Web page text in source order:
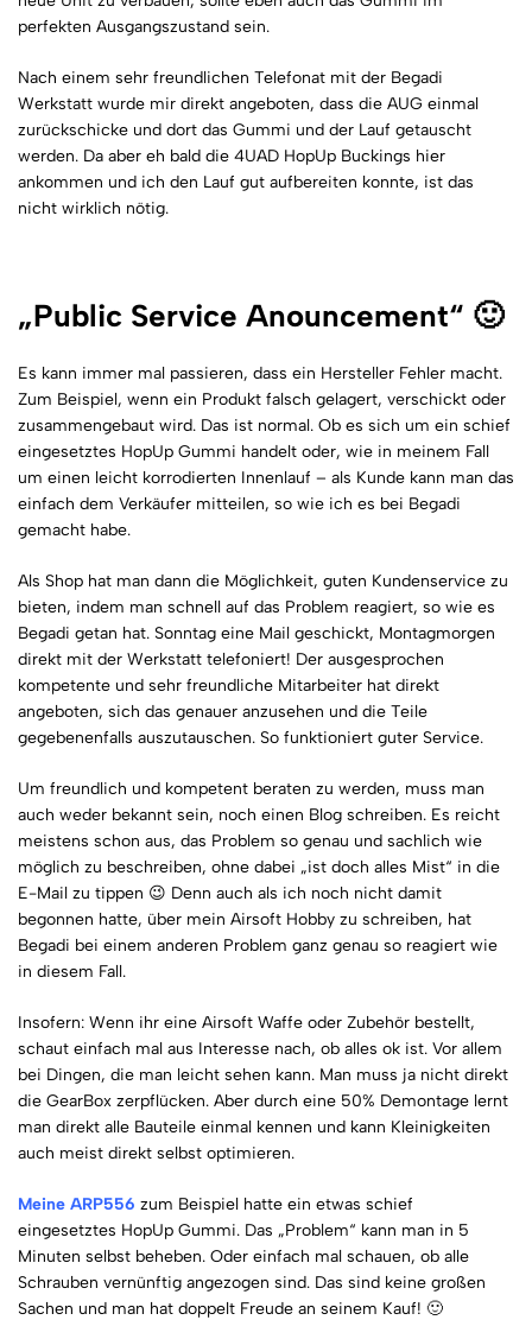
perfekten Ausgangszustand sein.
Nach einem sehr freundlichen Telefonat mit der Begadi
Werkstatt wurde mir direkt angeboten, dass die AUG einmal
zurückschicke und dort das Gummi und der Lauf getauscht
werden. Da aber eh bald die 4UAD HopUp Buckings hier
ankommen und ich den Lauf gut aufbereiten konnte, ist das
nicht wirklich nötig.
„Public Service Anouncement“ 🙂
Es kann immer mal passieren, dass ein Hersteller Fehler macht.
Zum Beispiel, wenn ein Produkt falsch gelagert, verschickt oder
zusammengebaut wird. Das ist normal. Ob es sich um ein schief
eingesetztes HopUp Gummi handelt oder, wie in meinem Fall
um einen leicht korrodierten Innenlauf – als Kunde kann man das
einfach dem Verkäufer mitteilen, so wie ich es bei Begadi
gemacht habe.
Als Shop hat man dann die Möglichkeit, guten Kundenservice zu
bieten, indem man schnell auf das Problem reagiert, so wie es
Begadi getan hat. Sonntag eine Mail geschickt, Montagmorgen
direkt mit der Werkstatt telefoniert! Der ausgesprochen
kompetente und sehr freundliche Mitarbeiter hat direkt
angeboten, sich das genauer anzusehen und die Teile
gegebenenfalls auszutauschen. So funktioniert guter Service.
Um freundlich und kompetent beraten zu werden, muss man
auch weder bekannt sein, noch einen Blog schreiben. Es reicht
meistens schon aus, das Problem so genau und sachlich wie
möglich zu beschreiben, ohne dabei „ist doch alles Mist“ in die
E-Mail zu tippen 😉 Denn auch als ich noch nicht damit
begonnen hatte, über mein Airsoft Hobby zu schreiben, hat
Begadi bei einem anderen Problem ganz genau so reagiert wie
in diesem Fall.
Insofern: Wenn ihr eine Airsoft Waffe oder Zubehör bestellt,
schaut einfach mal aus Interesse nach, ob alles ok ist. Vor allem
bei Dingen, die man leicht sehen kann. Man muss ja nicht direkt
die GearBox zerpflücken. Aber durch eine 50% Demontage lernt
man direkt alle Bauteile einmal kennen und kann Kleinigkeiten
auch meist direkt selbst optimieren.
Meine ARP556 zum Beispiel hatte ein etwas schief
eingesetztes HopUp Gummi. Das „Problem“ kann man in 5
Minuten selbst beheben. Oder einfach mal schauen, ob alle
Schrauben vernünftig angezogen sind. Das sind keine großen
Sachen und man hat doppelt Freude an seinem Kauf! 🙂